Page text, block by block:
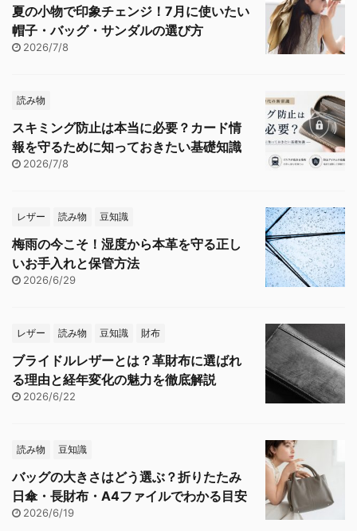
夏の小物で印象チェンジ！7月に使いたい
帽子・バッグ・サンダルの選び方
2026/7/8
読み物
スキミング防止は本当に必要？カード情
報を守るために知っておきたい基礎知識
2026/7/8
レザー 読み物 豆知識
梅雨の今こそ！湿度から本革を守る正し
いお手入れと保管方法
2026/6/29
レザー 読み物 豆知識 財布
ブライドルレザーとは？革財布に選ばれ
る理由と経年変化の魅力を徹底解説
2026/6/22
読み物 豆知識
バッグの大きさはどう選ぶ？折りたたみ
日傘・長財布・A4ファイルでわかる目安
2026/6/19